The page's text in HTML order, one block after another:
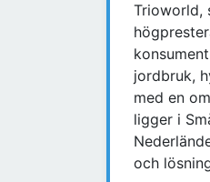
Trioworld,
jordbruk,
med en
ligger i
och